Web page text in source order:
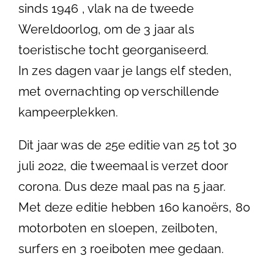
sinds 1946 , vlak na de tweede
Wereldoorlog, om de 3 jaar als
toeristische tocht georganiseerd.
In zes dagen vaar je langs elf steden,
met overnachting op verschillende
kampeerplekken.
Dit jaar was de 25e editie van 25 tot 30
juli 2022, die tweemaal is verzet door
corona. Dus deze maal pas na 5 jaar.
Met deze editie hebben 160 kanoërs, 80
motorboten en sloepen, zeilboten,
surfers en 3 roeiboten mee gedaan.